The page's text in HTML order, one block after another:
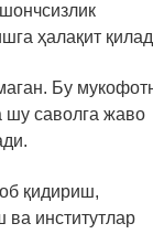
ҳалақит
Бу
шу саволга жаво
қидириш,
ва институтлар